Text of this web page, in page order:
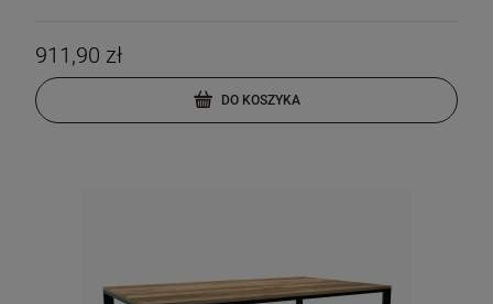
911,90 zł
DO KOSZYKA